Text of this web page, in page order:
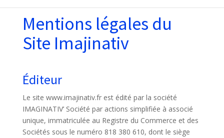
Mentions légales du
Site Imajinativ
Éditeur
Le site www.imajinativ.fr est édité par la société
IMAGINATIV’ Société par actions simplifiée à associé
unique, immatriculée au Registre du Commerce et des
Sociétés sous le numéro 818 380 610, dont le siège